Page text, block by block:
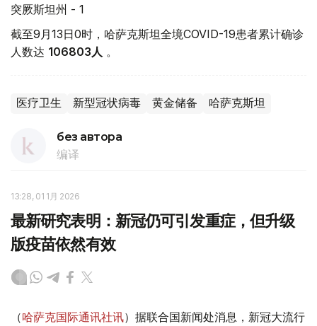
突厥斯坦州 - 1
截至9月13日0时，哈萨克斯坦全境COVID-19患者累计确诊
人数达 106803人 。
医疗卫生 新型冠状病毒 黄金储备 哈萨克斯坦
без автора
编译
13:28, 01 1月 2026
最新研究表明：新冠仍可引发重症，但升级
版疫苗依然有效
（哈萨克国际通讯社讯）据联合国新闻处消息，新冠大流行